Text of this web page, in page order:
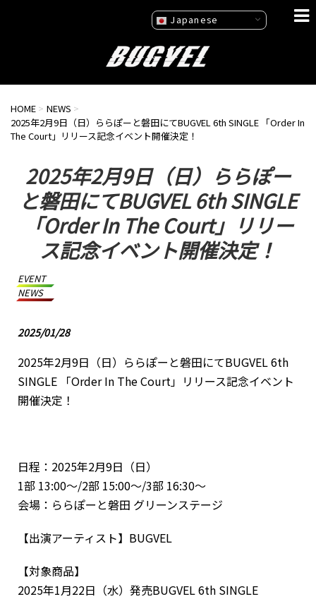
HOME > NEWS >
2025年2月9日（日）ららぽーと磐田にてBUGVEL 6th SINGLE 「Order In
The Court」リリース記念イベント開催決定！
2025年2月9日（日）ららぽー
と磐田にてBUGVEL 6th SINGLE
「Order In The Court」リリー
ス記念イベント開催決定！
EVENT
NEWS
2025/01/28
2025年2月9日（日）ららぽーと磐田にてBUGVEL 6th
SINGLE 「Order In The Court」リリース記念イベント
開催決定！
日程：2025年2月9日（日）
1部 13:00～/2部 15:00～/3部 16:30～
会場：ららぽーと磐田 グリーンステージ
【出演アーティスト】BUGVEL
【対象商品】
2025年1月22日（水）発売BUGVEL 6th SINGLE
Japanese